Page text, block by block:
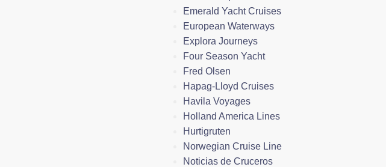
Emerald Yacht Cruises
European Waterways
Explora Journeys
Four Season Yacht
Fred Olsen
Hapag-Lloyd Cruises
Havila Voyages
Holland America Lines
Hurtigruten
Norwegian Cruise Line
Noticias de Cruceros